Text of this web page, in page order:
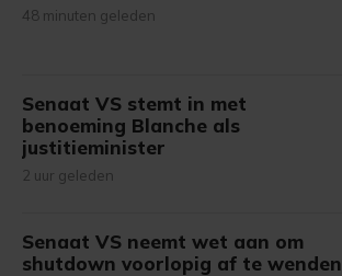
48 minuten geleden
Senaat VS stemt in met
benoeming Blanche als
justitieminister
2 uur geleden
Senaat VS neemt wet aan om
shutdown voorlopig af te wenden